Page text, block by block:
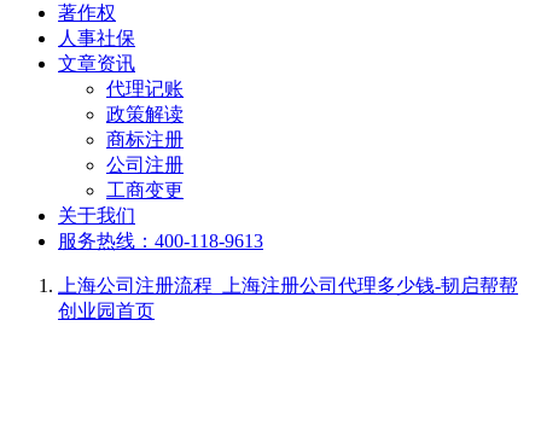
著作权
人事社保
文章资讯
代理记账
政策解读
商标注册
公司注册
工商变更
关于我们
服务热线：400-118-9613
上海公司注册流程_上海注册公司代理多少钱-韧启帮帮
创业园首页